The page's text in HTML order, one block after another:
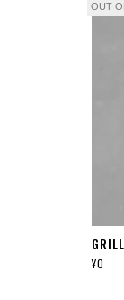
OUT
¥0